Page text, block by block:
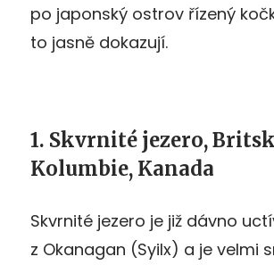
po japonský ostrov řízený
to jasně dokazují.
1. Skvrnité jezero,
Kolumbie, Kanada
Skvrnité jezero je již dávno
z Okanagan (Syilx) a je velmi